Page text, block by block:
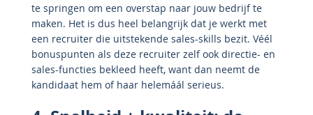
te springen om een overstap naar jouw bedrijf te
maken. Het is dus heel belangrijk dat je werkt met
een recruiter die uitstekende sales-skills bezit. Véél
bonuspunten als deze recruiter zelf ook directie- en
sales-functies bekleed heeft, want dan neemt de
kandidaat hem of haar helemáál serieus.